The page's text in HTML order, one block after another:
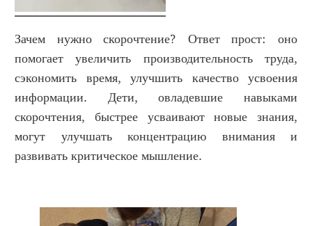
Зачем нужно скорочтение? Ответ прост: оно
помогает увеличить производительность труда,
сэкономить время, улучшить качество усвоения
информации. Дети, овладевшие навыками
скорочтения, быстрее усваивают новые знания,
могут улучшать концентрацию внимания и
развивать критическое мышление.